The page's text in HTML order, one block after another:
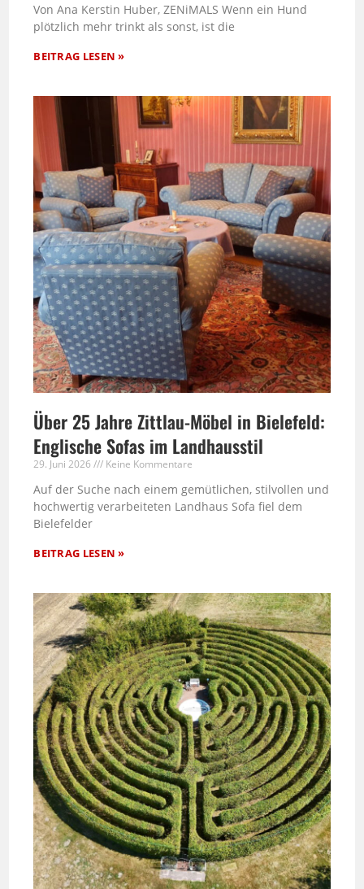
Von Ana Kerstin Huber, ZENiMALS Wenn ein Hund
plötzlich mehr trinkt als sonst, ist die
BEITRAG LESEN »
Über 25 Jahre Zittlau-Möbel in Bielefeld:
Englische Sofas im Landhausstil
29. Juni 2026 Keine Kommentare
Auf der Suche nach einem gemütlichen, stilvollen und
hochwertig verarbeiteten Landhaus Sofa fiel dem
Bielefelder
BEITRAG LESEN »